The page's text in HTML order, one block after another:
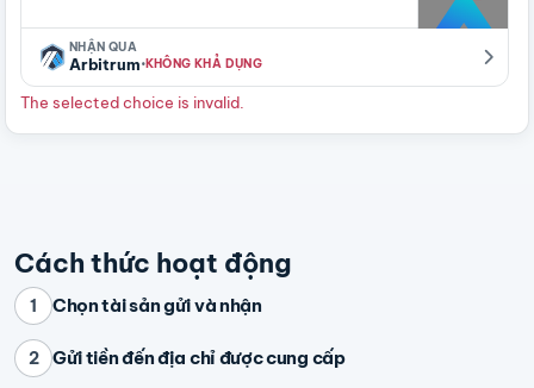
NHẬN QUA
Arbitrum·KHÔNG KHẢ DỤNG
The selected choice is invalid.
Cách thức hoạt động
1 Chọn tài sản gửi và nhận
2 Gửi tiền đến địa chỉ được cung cấp